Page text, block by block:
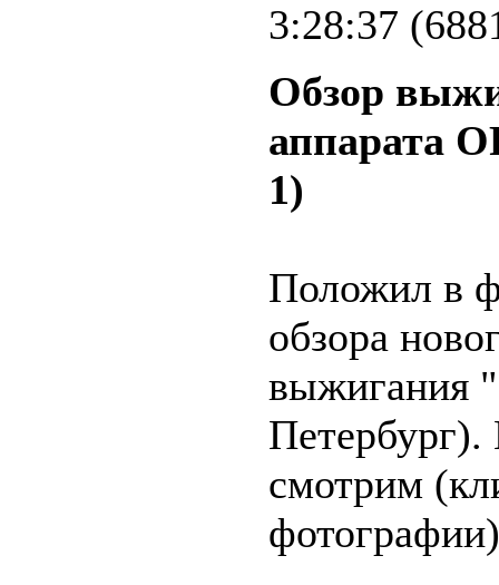
3:28:37 (
Обзор
аппарата
1)
Положил в
обзора
выжигания
смотрим